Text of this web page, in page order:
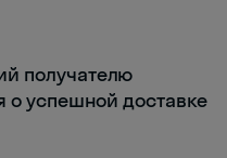
получателю
о успешной доставке